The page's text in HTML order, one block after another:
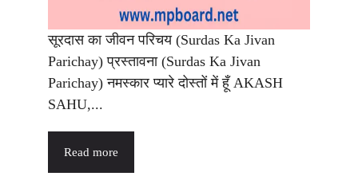
सूरदास का जीवन परिचय (Surdas Ka Jivan
Parichay) प्रस्तावना (Surdas Ka Jivan
Parichay) नमस्कार प्यारे दोस्तों में हूँ AKASH
SAHU,...
Read more